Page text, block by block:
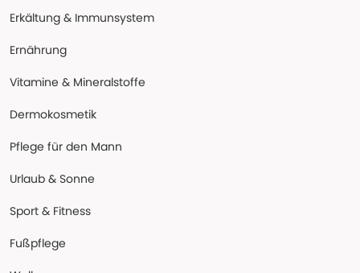
Erkältung & Immunsystem
Ernährung
Vitamine & Mineralstoffe
Dermokosmetik
Pflege für den Mann
Urlaub & Sonne
Sport & Fitness
Fußpflege